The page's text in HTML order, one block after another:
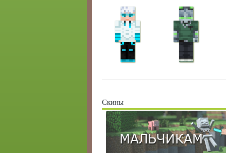
Скины
МАЛЬЧИКАМ